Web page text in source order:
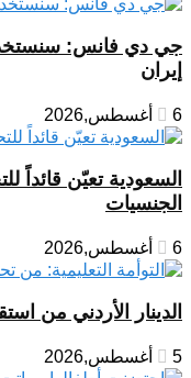
جي دي فانس:
إيران
6 أغسطس,2026
السعودية تعيّن قائداً
الجنسيات
6 أغسطس,2026
الدينار الأردني من
5 أغسطس,2026